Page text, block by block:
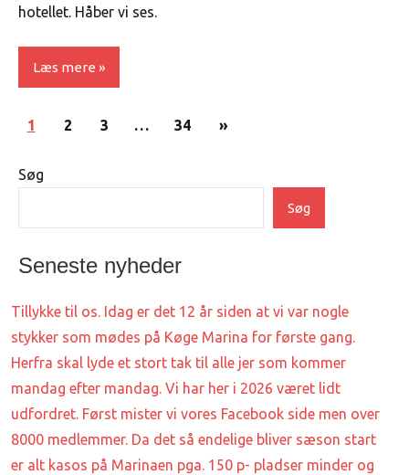
hotellet. Håber vi ses.
Læs mere
Uncategorized
Indlægsinddeling
1 2 3 … 34
Næste
»
Søg
Søg
Seneste nyheder
Tillykke til os. Idag er det 12 år siden at vi var nogle
stykker som mødes på Køge Marina for første gang.
Herfra skal lyde et stort tak til alle jer som kommer
mandag efter mandag. Vi har her i 2026 været lidt
udfordret. Først mister vi vores Facebook side men over
8000 medlemmer. Da det så endelige bliver sæson start
er alt kasos på Marinaen pga. 150 p- pladser minder og